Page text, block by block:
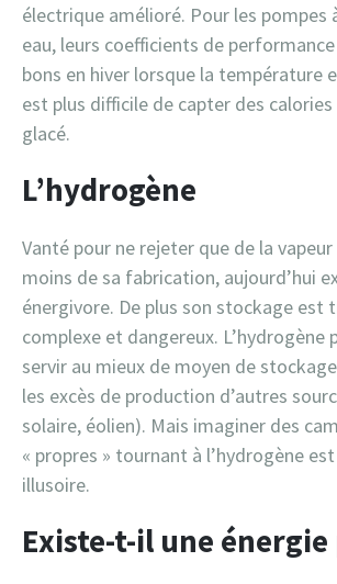
électrique amélioré. Pour les pompes
eau, leurs coefficients de
bons en hiver lorsque la température
est plus difficile de capter des calories
glacé.
L’hydrogène
Vanté pour ne rejeter que de la vapeur
moins de sa fabrication, aujourd’hui
énergivore. De plus son stockage est
complexe et dangereux. L’hydrogène
servir au mieux de moyen de
les excès de production d’autres
solaire, éolien). Mais imaginer des
« propres » tournant à l’hydrogène
illusoire.
Existe-t-il une